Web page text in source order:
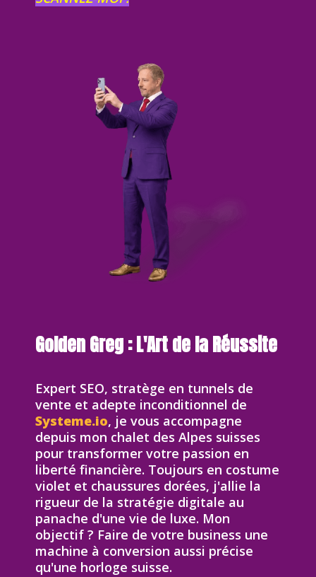
Golden Greg : L'Art de la Réussite
Expert SEO, stratège en tunnels de
vente et adepte inconditionnel de
Systeme.io, je vous accompagne
depuis mon chalet des Alpes suisses
pour transformer votre passion en
liberté financière. Toujours en costume
violet et chaussures dorées, j'allie la
rigueur de la stratégie digitale au
panache d'une vie de luxe. Mon
objectif ? Faire de votre business une
machine à conversion aussi précise
qu'une horloge suisse.